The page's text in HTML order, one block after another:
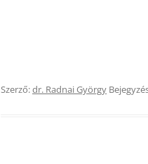
Szerző:dr. Radnai György